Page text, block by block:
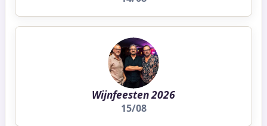
Wijnfeesten 2026
15/08